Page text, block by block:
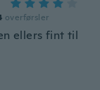
overførsler
ellers fint til